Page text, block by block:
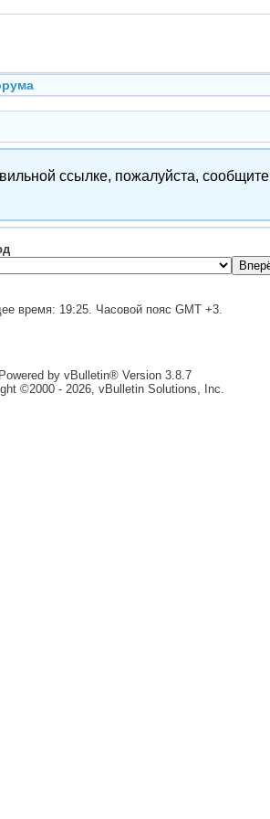
ссылке, пожалуйста, сообщите
время: 19:25. Часовой пояс GMT +3.
Powered by vBulletin® Version 3.8.7
©2000 - 2026, vBulletin Solutions, Inc.